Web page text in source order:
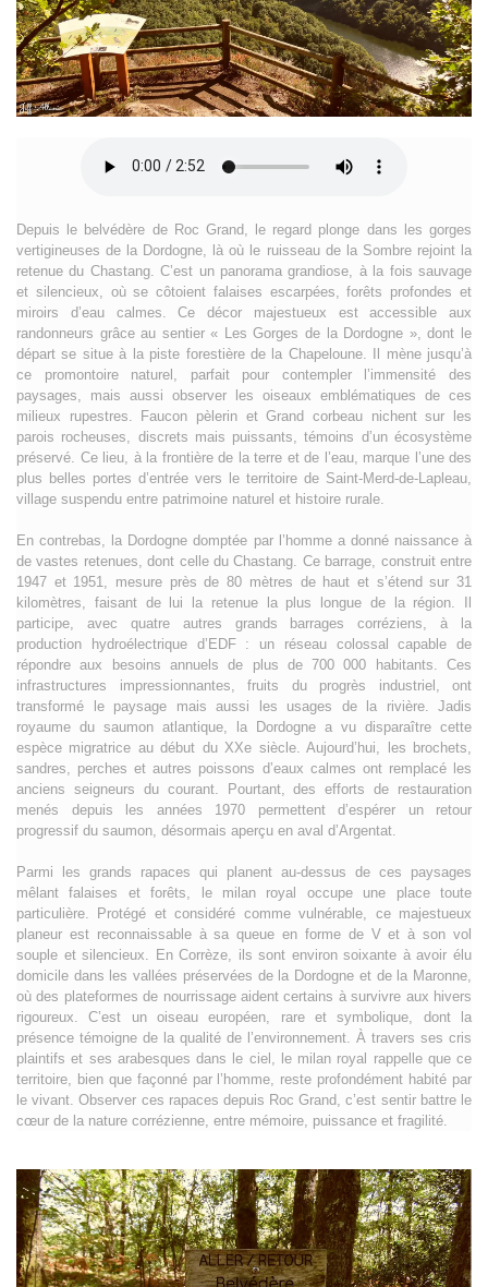
Depuis le belvédère de Roc Grand, le regard plonge dans les gorges
vertigineuses de la Dordogne, là où le ruisseau de la Sombre rejoint la
retenue du Chastang. C’est un panorama grandiose, à la fois sauvage
et silencieux, où se côtoient falaises escarpées, forêts profondes et
miroirs d’eau calmes. Ce décor majestueux est accessible aux
randonneurs grâce au sentier « Les Gorges de la Dordogne », dont le
départ se situe à la piste forestière de la Chapeloune. Il mène jusqu’à
ce promontoire naturel, parfait pour contempler l’immensité des
paysages, mais aussi observer les oiseaux emblématiques de ces
milieux rupestres. Faucon pèlerin et Grand corbeau nichent sur les
parois rocheuses, discrets mais puissants, témoins d’un écosystème
préservé. Ce lieu, à la frontière de la terre et de l’eau, marque l’une des
plus belles portes d’entrée vers le territoire de Saint-Merd-de-Lapleau,
village suspendu entre patrimoine naturel et histoire rurale.
En contrebas, la Dordogne domptée par l’homme a donné naissance à
de vastes retenues, dont celle du Chastang. Ce barrage, construit entre
1947 et 1951, mesure près de 80 mètres de haut et s’étend sur 31
kilomètres, faisant de lui la retenue la plus longue de la région. Il
participe, avec quatre autres grands barrages corréziens, à la
production hydroélectrique d’EDF : un réseau colossal capable de
répondre aux besoins annuels de plus de 700 000 habitants. Ces
infrastructures impressionnantes, fruits du progrès industriel, ont
transformé le paysage mais aussi les usages de la rivière. Jadis
royaume du saumon atlantique, la Dordogne a vu disparaître cette
espèce migratrice au début du XXe siècle. Aujourd’hui, les brochets,
sandres, perches et autres poissons d’eaux calmes ont remplacé les
anciens seigneurs du courant. Pourtant, des efforts de restauration
menés depuis les années 1970 permettent d’espérer un retour
progressif du saumon, désormais aperçu en aval d’Argentat.
Parmi les grands rapaces qui planent au-dessus de ces paysages
mêlant falaises et forêts, le milan royal occupe une place toute
particulière. Protégé et considéré comme vulnérable, ce majestueux
planeur est reconnaissable à sa queue en forme de V et à son vol
souple et silencieux. En Corrèze, ils sont environ soixante à avoir élu
domicile dans les vallées préservées de la Dordogne et de la Maronne,
où des plateformes de nourrissage aident certains à survivre aux hivers
rigoureux. C’est un oiseau européen, rare et symbolique, dont la
présence témoigne de la qualité de l’environnement. À travers ses cris
plaintifs et ses arabesques dans le ciel, le milan royal rappelle que ce
territoire, bien que façonné par l’homme, reste profondément habité par
le vivant. Observer ces rapaces depuis Roc Grand, c’est sentir battre le
cœur de la nature corrézienne, entre mémoire, puissance et fragilité.